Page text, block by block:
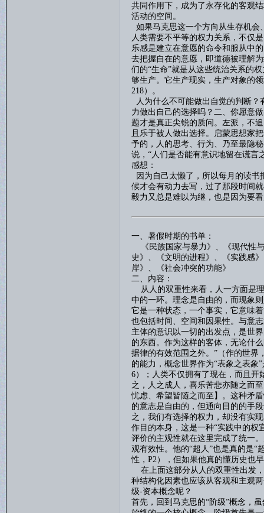
共同作用下，成为了永存化的客观
活动的空间。
如果马克思这一个方向从生存机会
人类需要不平等的权力关系，不仅
乐感是建立在意愿的命令和服从中
去把握自在的意愿，即道德被理解
们的“生命”就是从这些统治关系的
够生产。它生产现实，生产对象的
218）。
人为什么不可能做出自觉的判断？
力做出自己的选择吗？二、你愿意
题才是真正尖锐的质问。左派，不
且乐于被人做出选择。启蒙思想家
予的，人的思考、行为、乃至最隐
说， “人们是否能有意识地留在谎言
感想：
因为自己太懒了，所以每月的读书
候才会有动力去写，过了那段时间
毅力又总是难以为继，也是因为要
一、暑假时期的书单：
《 民族国家与暴力 》、《现代性
史》、《文明的进程》、《实践感
岸》、《社会冲突的功能》
二、内容：
从人的双重性来看，人一方面是
中的一环。理念是自由的，而现象
它是一种状态，一个事实，它意味着
也包括时间、空间和因果性。与意
主体的意识以一切的出发点，是世
的东西。作为这样的客体，无论什
据律的有效范围之外。”（作的世界
的能力，概念世界作为“表象之表象
6）；人类不仅拥有了现在，而且开
之，人之成人，喜乐苦悲亦随之而
忧虑、希望皆随之而至】。这种矛
的意志是自由的，但通向目的的手
之，我们有选择的权力，却没有实
作目的本身，这是一种“实践中的权
评价的主观性就在这里完成了统一
观有效性。他的“超人”也是真的是“
性， P2 ），但如果他真的懂历史也
在上面这部分从人的双重性出发
种结构化因素也应该从客观和主观
级-资本概念呢？
首先，回到马克思的“阶级”概念，